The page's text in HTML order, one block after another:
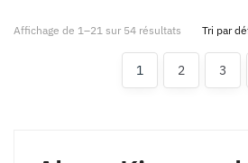
Affichage de 1–21 sur 54 résultats
1 2 3